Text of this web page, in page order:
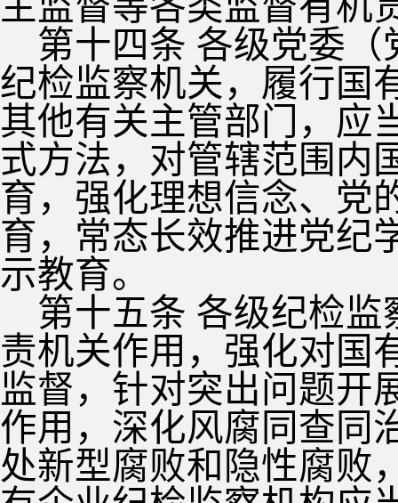
第十四条 各级党委
纪检监察机关，履行国
其他有关主管部门，应
式方法，对管辖范围内
育，强化理想信念、党
育，常态长效推进党纪
示教育。
第十五条 各级纪检
责机关作用，强化对国
监督，针对突出问题开
作用，深化风腐同查同
处新型腐败和隐性腐败